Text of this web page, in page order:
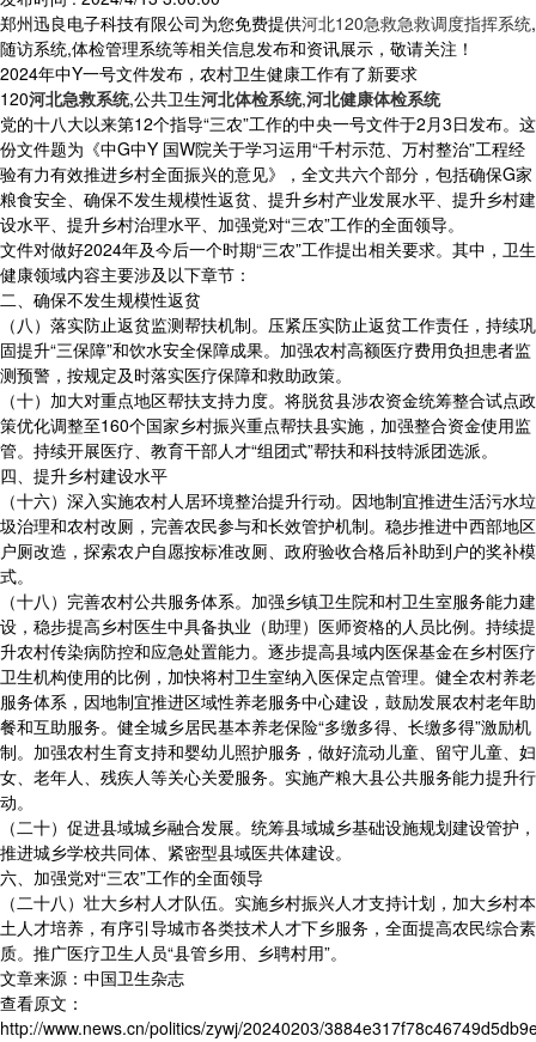
郑州迅良电子科技有限公司为您免费提供河北120急救急救调度指挥系统,
随访系统,体检管理系统等相关信息发布和资讯展示，敬请关注！
2024年中Y一号文件发布，农村卫生健康工作有了新要求
120河北急救系统,公共卫生河北体检系统,河北健康体检系统
党的十八大以来第12个指导“三农”工作的中央一号文件于2月3日发布。这
份文件题为《中G中Y 国W院关于学习运用“千村示范、万村整治”工程经
验有力有效推进乡村全面振兴的意见》，全文共六个部分，包括确保G家
粮食安全、确保不发生规模性返贫、提升乡村产业发展水平、提升乡村建
设水平、提升乡村治理水平、加强党对“三农”工作的全面领导。
文件对做好2024年及今后一个时期“三农”工作提出相关要求。其中，卫生
健康领域内容主要涉及以下章节：
二、确保不发生规模性返贫
（八）落实防止返贫监测帮扶机制。压紧压实防止返贫工作责任，持续巩
固提升“三保障”和饮水安全保障成果。加强农村高额医疗费用负担患者监
测预警，按规定及时落实医疗保障和救助政策。
（十）加大对重点地区帮扶支持力度。将脱贫县涉农资金统筹整合试点政
策优化调整至160个国家乡村振兴重点帮扶县实施，加强整合资金使用监
管。持续开展医疗、教育干部人才“组团式”帮扶和科技特派团选派。
四、提升乡村建设水平
（十六）深入实施农村人居环境整治提升行动。因地制宜推进生活污水垃
圾治理和农村改厕，完善农民参与和长效管护机制。稳步推进中西部地区
户厕改造，探索农户自愿按标准改厕、政府验收合格后补助到户的奖补模
式。
（十八）完善农村公共服务体系。加强乡镇卫生院和村卫生室服务能力建
设，稳步提高乡村医生中具备执业（助理）医师资格的人员比例。持续提
升农村传染病防控和应急处置能力。逐步提高县域内医保基金在乡村医疗
卫生机构使用的比例，加快将村卫生室纳入医保定点管理。健全农村养老
服务体系，因地制宜推进区域性养老服务中心建设，鼓励发展农村老年助
餐和互助服务。健全城乡居民基本养老保险“多缴多得、长缴多得”激励机
制。加强农村生育支持和婴幼儿照护服务，做好流动儿童、留守儿童、妇
女、老年人、残疾人等关心关爱服务。实施产粮大县公共服务能力提升行
动。
（二十）促进县域城乡融合发展。统筹县域城乡基础设施规划建设管护，
推进城乡学校共同体、紧密型县域医共体建设。
六、加强党对“三农”工作的全面领导
（二十八）壮大乡村人才队伍。实施乡村振兴人才支持计划，加大乡村本
土人才培养，有序引导城市各类技术人才下乡服务，全面提高农民综合素
质。推广医疗卫生人员“县管乡用、乡聘村用”。
文章来源：中国卫生杂志
查看原文：
http://www.news.cn/politics/zywj/20240203/